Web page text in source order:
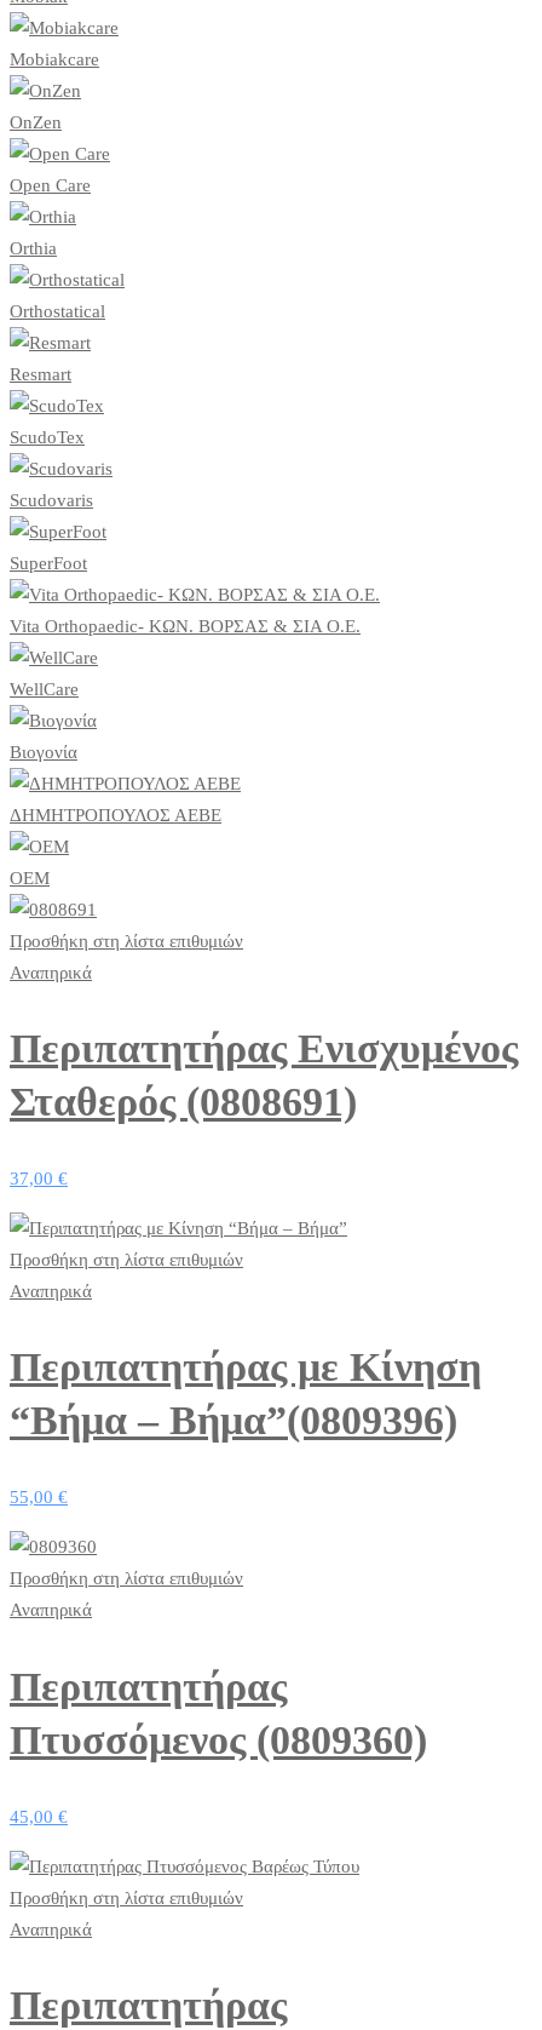
Mobiakcare
OnZen
Open Care
Orthia
Orthostatical
Resmart
ScudoTex
Scudovaris
SuperFoot
Vita Orthopaedic- ΚΩΝ. ΒΟΡΣΑΣ & ΣΙΑ Ο.Ε.
WellCare
Βιογονία
ΔΗΜΗΤΡΟΠΟΥΛΟΣ ΑΕΒΕ
ΟΕΜ
Προσθήκη στη λίστα επιθυμιών
Αναπηρικά
Περιπατητήρας Ενισχυμένος
Σταθερός (0808691)
37,00 €
Προσθήκη στη λίστα επιθυμιών
Αναπηρικά
Περιπατητήρας με Kίνηση
“Βήμα – Βήμα”(0809396)
55,00 €
Προσθήκη στη λίστα επιθυμιών
Αναπηρικά
Περιπατητήρας
Πτυσσόμενος (0809360)
45,00 €
Προσθήκη στη λίστα επιθυμιών
Αναπηρικά
Περιπατητήρας